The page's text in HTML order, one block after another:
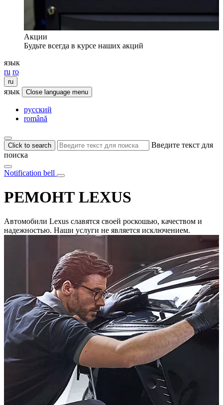
Акции
Будьте всегда в курсе наших акций
язык
ru ro
ru
язык Close language menu
русский
română
Click to search
Введите текст для
поиска
Notification bell
РЕМОНТ LEXUS
Автомобили Lexus славятся своей роскошью, качеством и
надежностью. Наши услуги не является исключением.